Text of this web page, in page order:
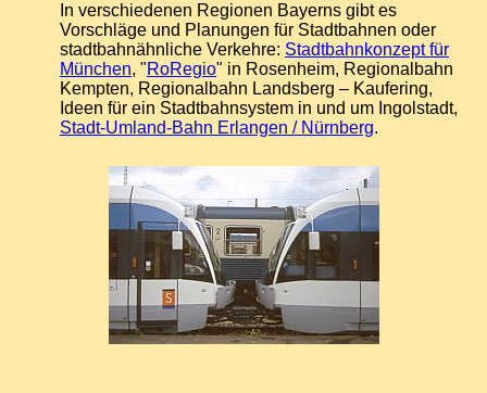
In verschiedenen Regionen Bayerns gibt es
Vorschläge und Planungen für Stadtbahnen oder
stadtbahnähnliche Verkehre: Stadtbahnkonzept für
München, "RoRegio" in Rosenheim, Regionalbahn
Kempten, Regionalbahn Landsberg – Kaufering,
Ideen für ein Stadtbahnsystem in und um Ingolstadt,
Stadt-Umland-Bahn Erlangen / Nürnberg.